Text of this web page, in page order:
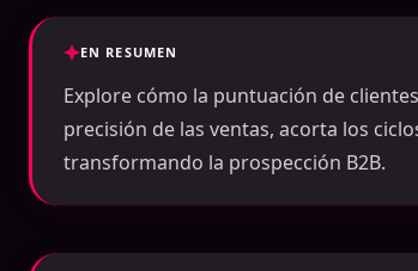
EN RESUMEN
Explore cómo la puntuación de
precisión de las ventas, acorta los
transformando la prospección B2B.